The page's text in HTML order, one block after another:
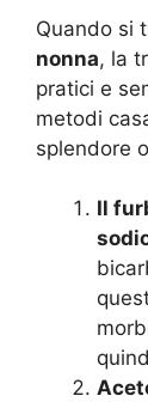
Quando si
nonna, la
pratici e
metodi
splendore
Il